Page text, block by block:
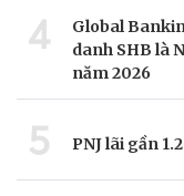
4
Global
danh SHB là
năm 2026
5 PNJ lãi gần